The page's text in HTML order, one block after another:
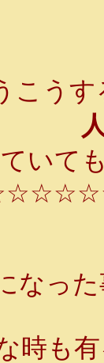
うす
人
いて
なっ
時も有